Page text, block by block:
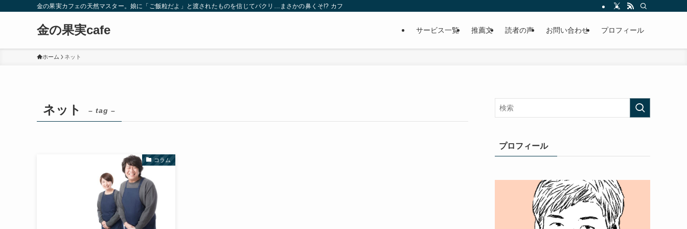
金の果実カフェの天然マスター。娘に「ご飯粒だよ」と渡されたものを信じてパクリ…まさかの鼻くそ!? カフェでは、心温まる濃厚な話とクスッと笑える軽やかな話を「情報のミルフィーユ」にして提供中。800名超のメルマガ読
金の果実cafe サービス一覧 推薦文 読者の声 お問い合わせ プロフィール
ホーム ネット
ネット – tag –
コラム
プロフィール